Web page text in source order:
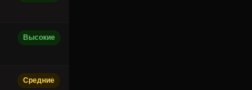
Высокие
Средние